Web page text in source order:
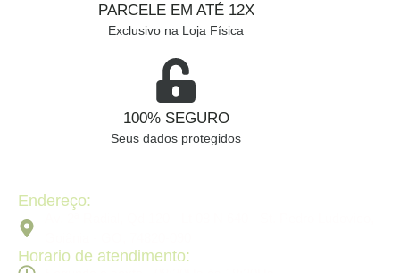
PARCELE EM ATÉ 12X
Exclusivo na Loja Física
100% SEGURO
Seus dados protegidos
Endereço:
Horario de atendimento: